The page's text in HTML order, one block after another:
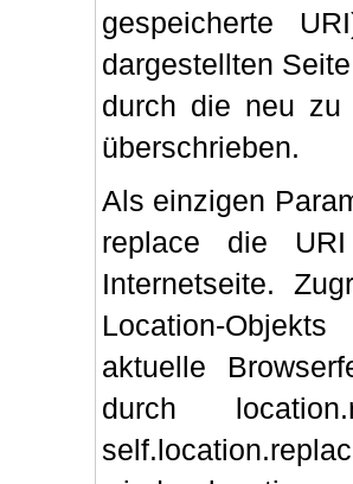
gespeicherte
dargestellten
durch die neu zu
überschrieben.
Als einzigen
replace die URI
Internetseite.
Location-
aktuelle
durch